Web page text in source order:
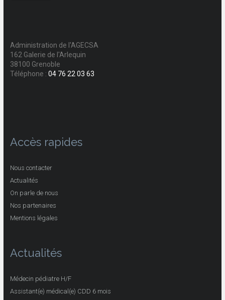
Administration de l'AGECSA
162 Galerie de l'Arlequin
38100 Grenoble
Téléphone : 04 76 22 03 63
Accès rapides
Nous contacter
Actualités
On parle de nous
Nos partenaires
Mentions légales
Actualités
Médecin pédiatre H/F
Assistant(e) médical(e) CDD 6 mois